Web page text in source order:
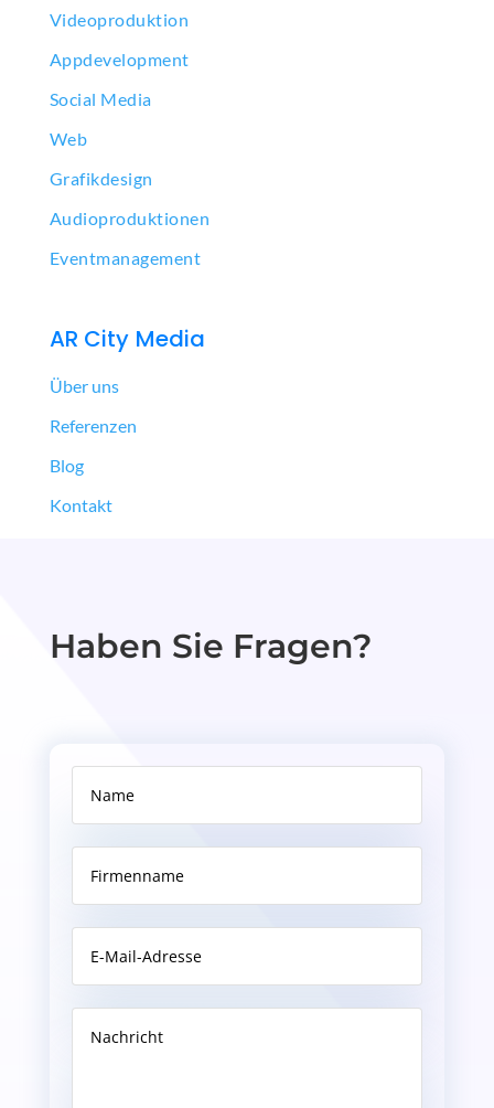
Videoproduktion
Appdevelopment
Social Media
Web
Grafikdesign
Audioproduktionen
Eventmanagement
AR City Media
Über uns
Referenzen
Blog
Kontakt
Haben Sie Fragen?